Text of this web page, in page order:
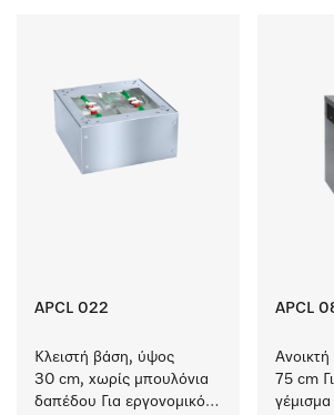
APCL 022
Κλειστή βάση, ύψος
30 cm, χωρίς μπουλόνια
δαπέδου Για εργονομικό
APCL
75 cm